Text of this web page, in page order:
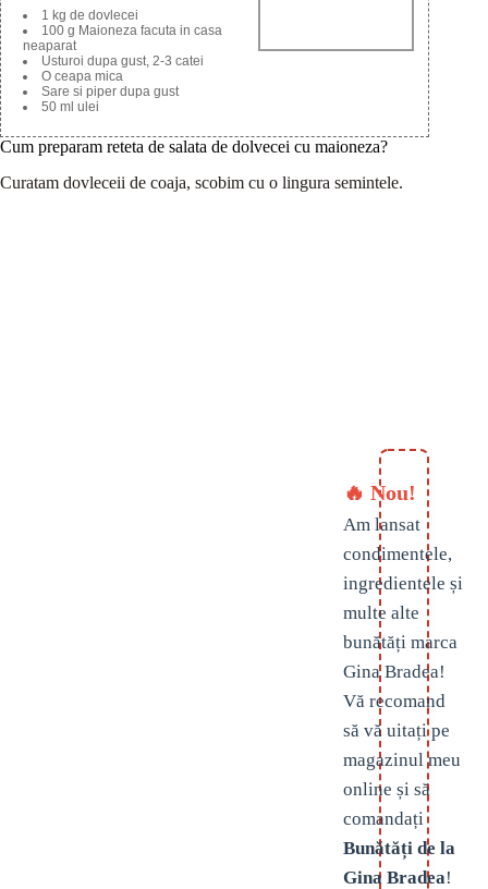
1 kg de dovlecei
100 g Maioneza facuta in casa
neaparat
Usturoi dupa gust, 2-3 catei
O ceapa mica
Sare si piper dupa gust
50 ml ulei
Cum preparam reteta de salata de dolvecei cu maioneza?
Curatam dovleceii de coaja, scobim cu o lingura semintele.
🔥 Nou!
Am lansat
condimentele,
ingredientele și
multe alte
bunătăți marca
Gina Bradea!
Vă recomand
să vă uitați pe
magazinul meu
online și să
comandați
Bunătăți de la
Gina Bradea!